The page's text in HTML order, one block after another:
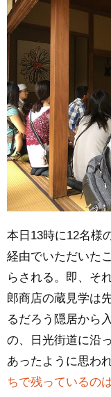
本日13時に12名様
経由でいただいた
らされる。即、そ
郎商店の蔵見学は
るだろう隠居から
の、日光街道に沿
あったように思わ
ちで残っているの